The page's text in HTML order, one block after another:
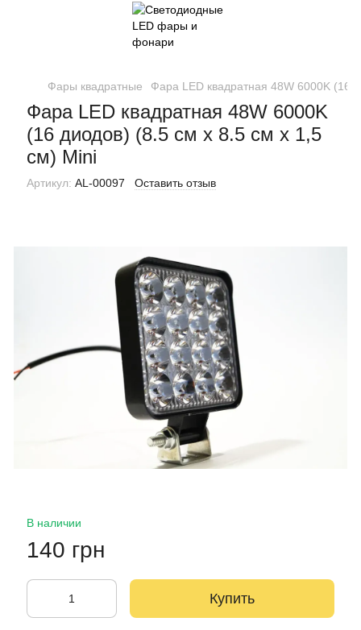
Фары квадратные Фара LED квадратная 48W 6000K (16
Фара LED квадратная 48W 6000K
(16 диодов) (8.5 см х 8.5 см х 1,5
см) Mini
Артикул: AL-00097 Оставить отзыв
В наличии
140 грн
Купить